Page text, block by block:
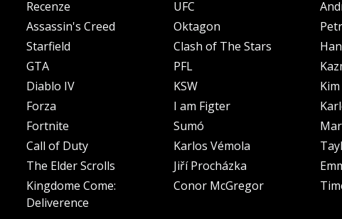
Recenze
Assassin's Creed
Starfield
GTA
Diablo IV
Forza
Fortnite
Call of Duty
The Elder Scrolls
Kingdome Come:
Deliverence
UFC
Oktagon
Clash of The Stars
PFL
KSW
I am Figter
Sumó
Karlos Vémola
Jiří Procházka
Conor McGregor